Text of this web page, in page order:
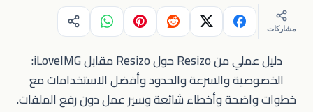
مشاركات
دليل عملي من Resizo حول Resizo مقابل iLoveIMG:
الخصوصية والسرعة والحدود وأفضل الاستخدامات مع
خطوات واضحة وأخطاء شائعة وسير عمل دون رفع الملفات.